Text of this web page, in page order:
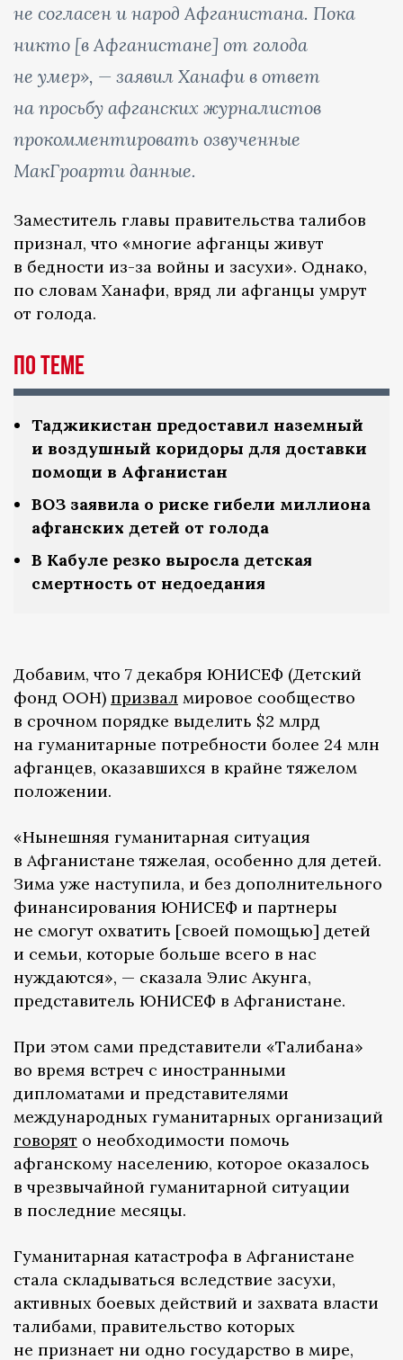
не согласен и народ Афганистана. Пока
никто [в Афганистане] от голода
не умер», — заявил Ханафи в ответ
на просьбу афганских журналистов
прокомментировать озвученные
МакГроарти данные.
Заместитель главы правительства талибов
признал, что «многие афганцы живут
в бедности из-за войны и засухи». Однако,
по словам Ханафи, вряд ли афганцы умрут
от голода.
По теме
Таджикистан предоставил наземный
и воздушный коридоры для доставки
помощи в Афганистан
ВОЗ заявила о риске гибели миллиона
афганских детей от голода
В Кабуле резко выросла детская
смертность от недоедания
Добавим, что 7 декабря ЮНИСЕФ (Детский
фонд ООН) призвал мировое сообщество
в срочном порядке выделить $2 млрд
на гуманитарные потребности более 24 млн
афганцев, оказавшихся в крайне тяжелом
положении.
«Нынешняя гуманитарная ситуация
в Афганистане тяжелая, особенно для детей.
Зима уже наступила, и без дополнительного
финансирования ЮНИСЕФ и партнеры
не смогут охватить [своей помощью] детей
и семьи, которые больше всего в нас
нуждаются», — сказала Элис Акунга,
представитель ЮНИСЕФ в Афганистане.
При этом сами представители «Талибана»
во время встреч с иностранными
дипломатами и представителями
международных гуманитарных организаций
говорят о необходимости помочь
афганскому населению, которое оказалось
в чрезвычайной гуманитарной ситуации
в последние месяцы.
Гуманитарная катастрофа в Афганистане
стала складываться вследствие засухи,
активных боевых действий и захвата власти
талибами, правительство которых
не признает ни одно государство в мире,